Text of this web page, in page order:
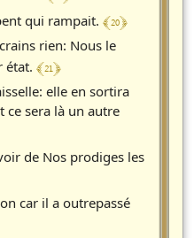
qui rampait. ﴾ 20 ﴿
rien: Nous le
état. ﴾ 21 ﴿
elle en sortira
ce sera là un autre
de Nos prodiges les
car il a outrepassé